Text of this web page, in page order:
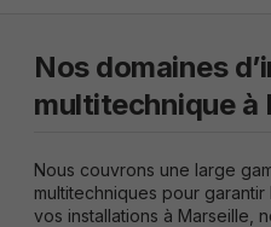
Nos domaines
multitechnique à
Nous couvrons une large
multitechniques pour
vos installations à Marseille,